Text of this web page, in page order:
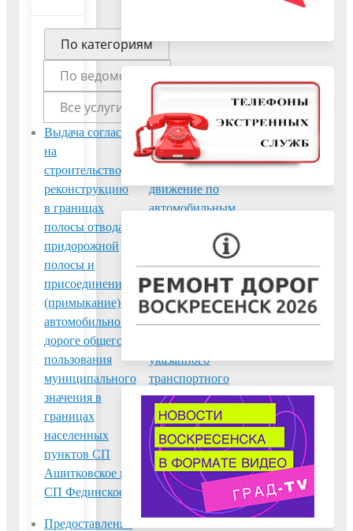
По категориям
По ведомствам
Все услуги
Выдача согласия
на
строительство,
реконструкцию
в границах
полосы отвода и
придорожной
полосы и
присоединение
(примыкание) к
автомобильной
дороге общего
пользования
муниципального
значения в
границах
населенных
пунктов СП
Ашитковское и
СП Фединское
Выдача
специального
разрешения на
движение по
автомобильным
тяжеловесного и
(или)
крупногабаритного
транспортного
средства в случае,
указанного
транспортного
средства проходит
по автомобильным
дорогам местного
значения
Предоставление